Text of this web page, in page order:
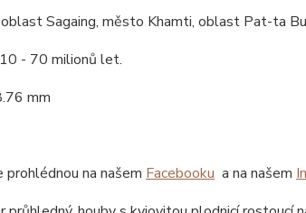
Sagaing, město Khamti, oblast Pat-ta
- 70 milionů let.
mm
na našem Facebooku a na našem